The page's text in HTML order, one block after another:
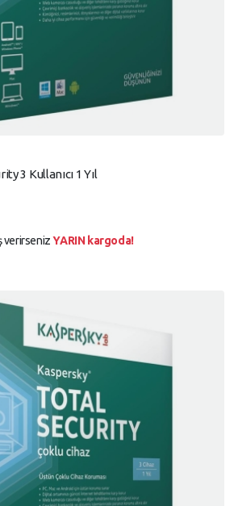
3 Kullanıcı 1 Yıl
verirsenizYARIN kargoda!